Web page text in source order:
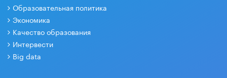
Образовательная политика
Экономика
Качество образования
Интервести
Big data